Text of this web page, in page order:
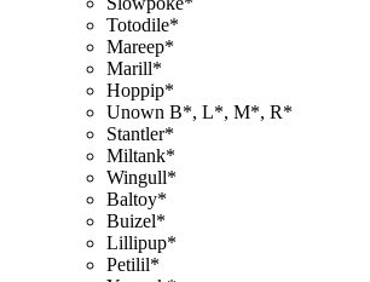
Totodile*
Mareep*
Marill*
Hoppip*
Unown B*, L*, M*, R*
Stantler*
Miltank*
Wingull*
Baltoy*
Buizel*
Lillipup*
Petilil*